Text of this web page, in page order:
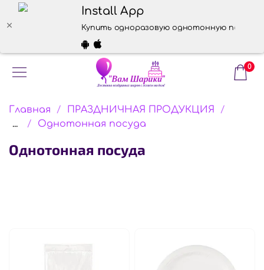
Install App
Купить одноразовую однотонную посуду
0
Главная
ПРАЗДНИЧНАЯ ПРОДУКЦИЯ
...
Однотонная посуда
Однотонная посуда